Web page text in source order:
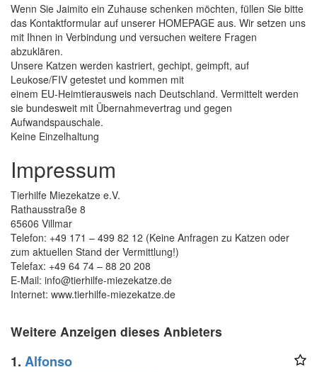
Wenn Sie Jaimito ein Zuhause schenken möchten, füllen Sie bitte
das Kontaktformular auf unserer HOMEPAGE aus. Wir setzen uns
mit Ihnen in Verbindung und versuchen weitere Fragen
abzuklären.
Unsere Katzen werden kastriert, gechipt, geimpft, auf
Leukose/FIV getestet und kommen mit
einem EU-Heimtierausweis nach Deutschland. Vermittelt werden
sie bundesweit mit Übernahmevertrag und gegen
Aufwandspauschale.
Keine Einzelhaltung
Impressum
Tierhilfe Miezekatze e.V.
Rathausstraße 8
65606 Villmar
Telefon: +49 171 – 499 82 12 (Keine Anfragen zu Katzen oder
zum aktuellen Stand der Vermittlung!)
Telefax: +49 64 74 – 88 20 208
E-Mail: info@tierhilfe-miezekatze.de
Internet: www.tierhilfe-miezekatze.de
Weitere Anzeigen dieses Anbieters
1. Alfonso